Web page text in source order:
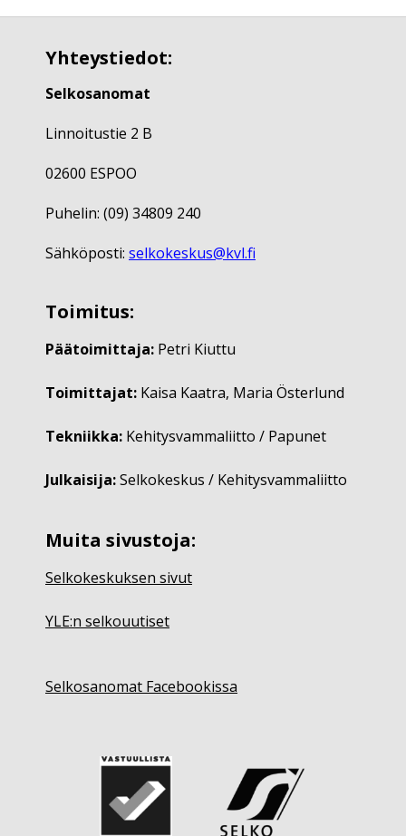
Yhteystiedot:
Selkosanomat
Linnoitustie 2 B
02600 ESPOO
Puhelin: (09) 34809 240
Sähköposti: selkokeskus@kvl.fi
Toimitus:
Päätoimittaja: Petri Kiuttu
Toimittajat: Kaisa Kaatra, Maria Österlund
Tekniikka: Kehitysvammaliitto / Papunet
Julkaisija:Selkokeskus / Kehitysvammaliitto
Muita sivustoja:
Selkokeskuksen sivut
YLE:n selkouutiset
Selkosanomat Facebookissa